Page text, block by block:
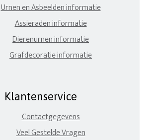
Urnen en Asbeelden informatie
Assieraden informatie
Dierenurnen informatie
Grafdecoratie informatie
Klantenservice
Contactgegevens
Veel Gestelde Vragen